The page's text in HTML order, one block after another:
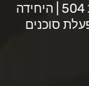
יחידת 504 | היחידה
סוכנים